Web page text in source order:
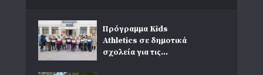
Πρόγραμμα Kids
Athletics σε δημοτικά
σχολεία για τις...